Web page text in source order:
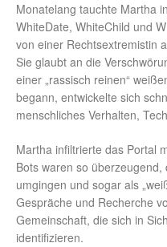
Monatelang tauchte Martha
WhiteDate, WhiteChild und
von einer Rechtsextremistin
Sie glaubt an die
einer „rassisch reinen“
begann, entwickelte sich
menschliches Verhalten,
Martha infiltrierte das Portal
Bots waren so
umgingen und sogar als
Gespräche und Recherche
Gemeinschaft, die sich in
identifizieren.